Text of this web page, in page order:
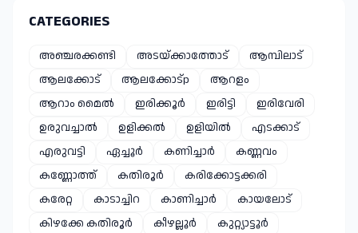
CATEGORIES
അഞ്ചരക്കണ്ടി അടയ്ക്കാത്തോട്
ആമ്പിലാട്
ആലക്കോട്
ആലക്കോട്p
ആറളം
ആറാം മൈൽ
ഇരിക്കൂർ ഇരിട്ടി
ഇരിവേരി
ഉരുവച്ചാൽ
ഉളിക്കൽ ഉളിയിൽ
എടക്കാട്
എരുവട്ടി
ഏച്ചൂർ കണിച്ചാർ
കണ്ണവം
കണ്ണോത്ത്
കതിരൂർ
കരിക്കോട്ടക്കരി
കരേറ്റ
കാടാച്ചിറ കാണിച്ചാർ
കായലോട്
കിഴക്കേ കതിരൂർ
കീഴല്ലൂർ
കുറ്റ്യാട്ടൂർ